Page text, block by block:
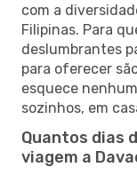
com a
Filipinas. Para
deslumbrantes
para oferecer
esquece
sozinhos, em
Quantos dias
viagem a